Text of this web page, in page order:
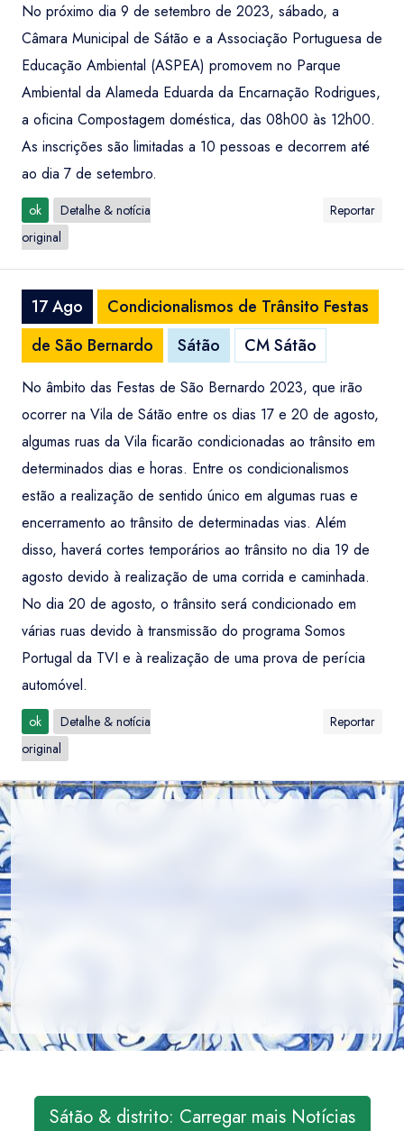
No próximo dia 9 de setembro de 2023, sábado, a
Câmara Municipal de Sátão e a Associação Portuguesa de
Educação Ambiental (ASPEA) promovem no Parque
Ambiental da Alameda Eduarda da Encarnação Rodrigues,
a oficina Compostagem doméstica, das 08h00 às 12h00.
As inscrições são limitadas a 10 pessoas e decorrem até
ao dia 7 de setembro.
ok
Detalhe & notícia
original
Reportar
17 Ago
Condicionalismos de Trânsito Festas
de São Bernardo
Sátão CM Sátão
No âmbito das Festas de São Bernardo 2023, que irão
ocorrer na Vila de Sátão entre os dias 17 e 20 de agosto,
algumas ruas da Vila ficarão condicionadas ao trânsito em
determinados dias e horas. Entre os condicionalismos
estão a realização de sentido único em algumas ruas e
encerramento ao trânsito de determinadas vias. Além
disso, haverá cortes temporários ao trânsito no dia 19 de
agosto devido à realização de uma corrida e caminhada.
No dia 20 de agosto, o trânsito será condicionado em
várias ruas devido à transmissão do programa Somos
Portugal da TVI e à realização de uma prova de perícia
automóvel.
ok
Detalhe & notícia
original
Reportar
Sátão & distrito: Carregar mais Notícias